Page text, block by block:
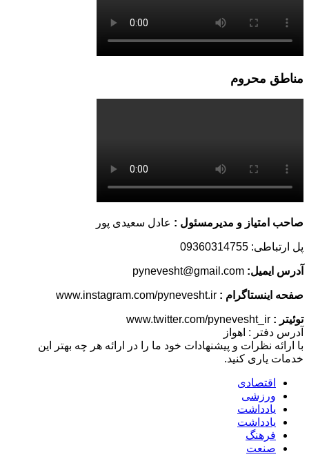
مناطق محروم
صاحب امتیاز و مدیرمسئول : عادل سعیدی پور
پل ارتباطی: 09360314755
آدرس ایمیل:
صفحه اینستاگرام :
توئیتر :
آدرس دفتر : اهواز
با ارائه نظرات و پیشنهادات خود ما را در ارائه هر چه بهتر این
خدمات یاری کنید.
اقتصادی
ورزشی
یادداشت
یادداشت
فرهنگ
صنعت